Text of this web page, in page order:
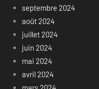
septembre 2024
août 2024
juillet 2024
juin 2024
mai 2024
avril 2024